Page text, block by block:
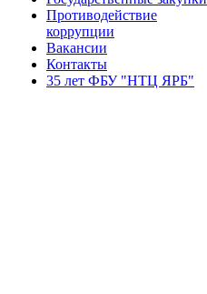
Противодействие
коррупции
Вакансии
Контакты
35 лет ФБУ "НТЦ ЯРБ"